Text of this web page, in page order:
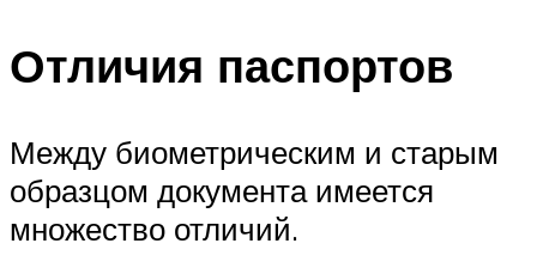
Отличия паспортов
Между биометрическим и старым
образцом документа имеется
множество отличий.